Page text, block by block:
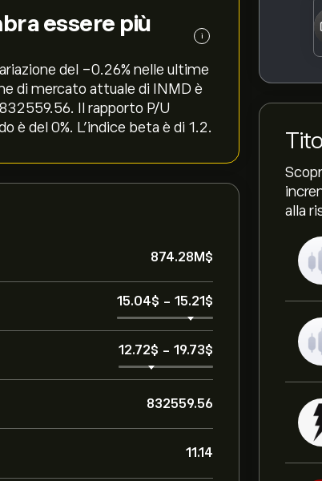
alla
essere più
i
del ‎-0.26‎% nelle ultime
di mercato attuale di INMD è
Il rapporto P/U
è del 0%. L'indice beta è di 1.2.
874.28M‎$‎
15.04‎$‎ - 15.21‎$‎
12.72‎$‎ - 19.73‎$‎
832559.56
11.14